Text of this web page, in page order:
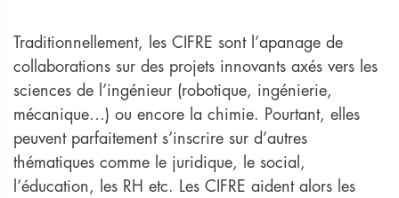
Traditionnellement, les CIFRE sont l’apanage de
collaborations sur des projets innovants axés vers les
sciences de l’ingénieur (robotique, ingénierie,
mécanique…) ou encore la chimie. Pourtant, elles
peuvent parfaitement s’inscrire sur d’autres
thématiques comme le juridique, le social,
l’éducation, les RH etc. Les CIFRE aident alors les